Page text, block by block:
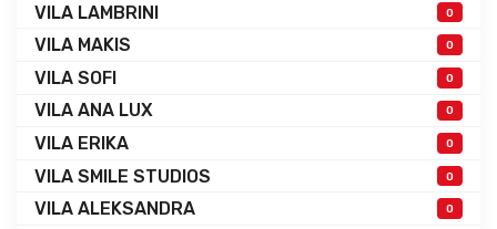
VILA LAMBRINI 0
VILA MAKIS 0
VILA SOFI 0
VILA ANA LUX 0
VILA ERIKA 0
VILA SMILE STUDIOS 0
VILA ALEKSANDRA 0